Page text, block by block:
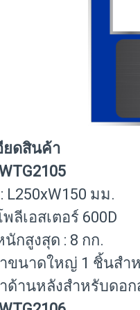
ยดสินค้า
L250xW150 มม.
พลีเอสเตอร์ 600D
กสูงสุด : 8 กก.
าขนาดใหญ่ 1 ชิ้นสำ
าด้านหลังสำหรับดอ